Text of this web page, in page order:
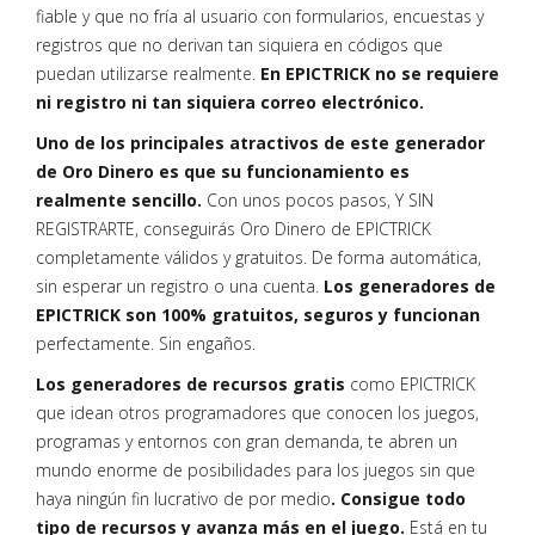
fiable y que no fría al usuario con formularios, encuestas y
registros que no derivan tan siquiera en códigos que
puedan utilizarse realmente. En EPICTRICK no se requiere
ni registro ni tan siquiera correo electrónico.
Uno de los principales atractivos de este generador
de Oro Dinero es que su funcionamiento es
realmente sencillo. Con unos pocos pasos, Y SIN
REGISTRARTE, conseguirás Oro Dinero de EPICTRICK
completamente válidos y gratuitos. De forma automática,
sin esperar un registro o una cuenta. Los generadores de
EPICTRICK son 100% gratuitos, seguros y funcionan
perfectamente. Sin engaños.
Los generadores de recursos gratis como EPICTRICK
que idean otros programadores que conocen los juegos,
programas y entornos con gran demanda, te abren un
mundo enorme de posibilidades para los juegos sin que
haya ningún fin lucrativo de por medio. Consigue todo
tipo de recursos y avanza más en el juego. Está en tu